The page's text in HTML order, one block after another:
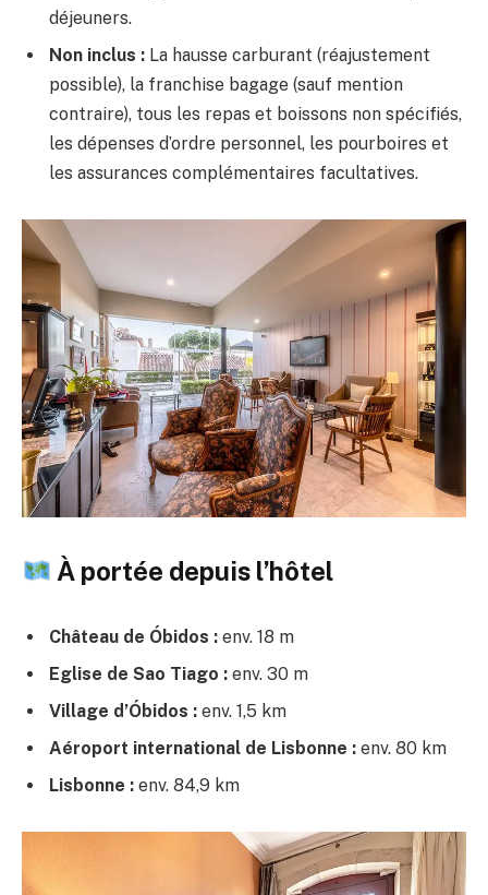
déjeuners.
Non inclus : La hausse carburant (réajustement
possible), la franchise bagage (sauf mention
contraire), tous les repas et boissons non spécifiés,
les dépenses d’ordre personnel, les pourboires et
les assurances complémentaires facultatives.
À portée depuis l’hôtel
Château de Óbidos : env. 18 m
Eglise de Sao Tiago : env. 30 m
Village d’Óbidos : env. 1,5 km
Aéroport international de Lisbonne : env. 80 km
Lisbonne : env. 84,9 km